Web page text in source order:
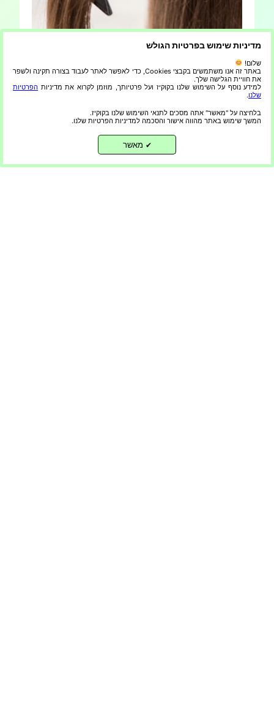
החלקות שיער – כל מה שכדאי לך לדעת
טיפולי החלקת שיער קבועים, קרטין הוא חלבון טבעי
המופיע בשיער ולא רק עושה את השיער שלנו, אלא גם עוזר
לתת לשיער שלנו מרקם חלק. אנו סוקרים את מיטב טיפולי
החלקת השיער עבור סרט שיער קבוע ומה טוב מהם. עוד
באתר: כך תשמרי על טיפוח לאורך זמן – שיער,…
מדיניות שימוש בפרטיות הגולש
שלום!
באתר זה אנו משתמשים בקבצי Cookies, כדי לאפשר לאתר לעבוד בצורה תקינה ולשפר
את חוויית הגלישה שלך.
למידע נוסף על השימוש שלנו בקוקיז ועל פרטיותך, מוזמן לקרוא את מדיניות הפרטיות
שלנו.
בלחיצה על "מאשר" אתה מסכים לתנאי השימוש שלנו בקוקיז.
המשך שימוש באתר מהווה אישור והסכמה למדיניות הפרטיות שלנו.
✔ מאשר